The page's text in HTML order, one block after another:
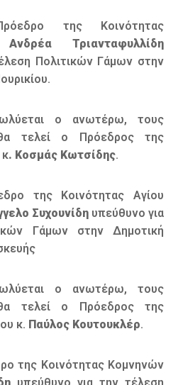
της Κοινότητας
Ανδρέα Τριανταφυλλίδη
Πολιτικών Γάμων στην
ο ανωτέρω, τους
τελεί ο Πρόεδρος της
κ. Κοσμάς Κωτσίδης.
της Κοινότητας Αγίου
Συχουνίδη υπεύθυνο για
Γάμων στην Δημοτική
ο ανωτέρω, τους
τελεί ο Πρόεδρος της
κ. Παύλος Κουτουκλέρ.
της Κοινότητας Κομνηνών